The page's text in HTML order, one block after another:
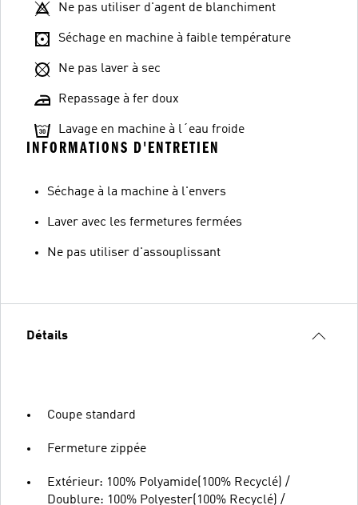
Ne pas utiliser d'agent de blanchiment
Séchage en machine à faible température
Ne pas laver à sec
Repassage à fer doux
Lavage en machine à l´eau froide
INFORMATIONS D'ENTRETIEN
Séchage à la machine à l'envers
Laver avec les fermetures fermées
Ne pas utiliser d'assouplissant
Détails
Coupe standard
Fermeture zippée
Extérieur: 100% Polyamide(100% Recyclé) /
Doublure: 100% Polyester(100% Recyclé) /